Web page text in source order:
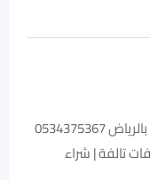
شراء المكيفات والمطابخ المستعملة بالرياض 0534375367
تالفة | شراء